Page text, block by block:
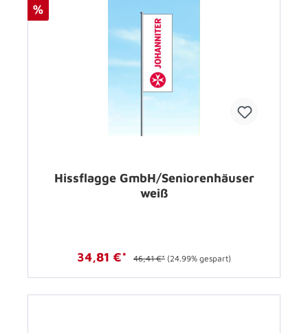
%
Hissflagge GmbH/Seniorenhäuser
weiß
34,81 €* 46,41 €* (24.99% gespart)